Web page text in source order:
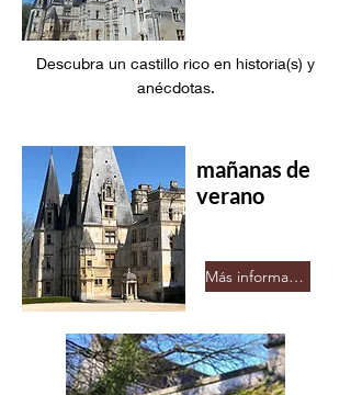
Descubra un castillo rico en historia(s) y
anécdotas.
mañanas de
verano
Más información